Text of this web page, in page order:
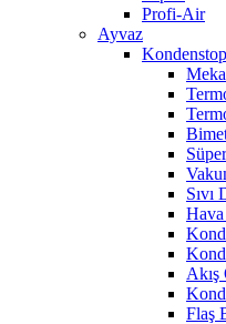
Profi-Air
Ayvaz
Sıvı
Hava
Akış
Flaş